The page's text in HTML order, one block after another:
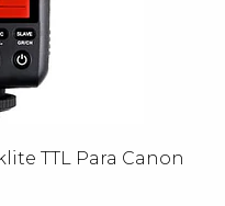
TTL Para Canon